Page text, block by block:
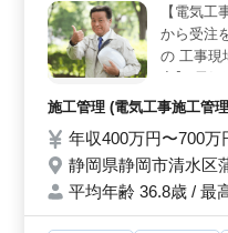
【電気工
から受注
の 工事現
図の作成
者、是非
歓迎です
事施工管
施工管理 (電気工事施工管
年収400万円〜700
静岡県静岡市清水区
平均年齢 36.8歳 / 最